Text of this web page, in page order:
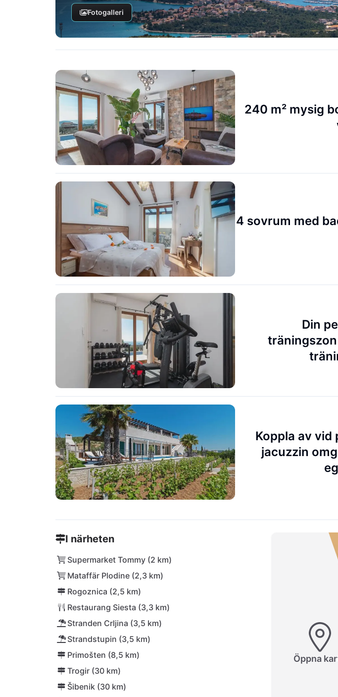
Fotogalleri
240 m² mysig
4 sovrum med
Din
Koppla av vid
jacuzzin
I närheten
Supermarket Tommy (2 km)
Mataffär Plodine (2,3 km)
Rogoznica (2,5 km)
Restaurang Siesta (3,3 km)
Stranden Crljina (3,5 km)
Strandstupin (3,5 km)
Primošten (8,5 km)
Trogir (30 km)
Šibenik (30 km)
Öppna